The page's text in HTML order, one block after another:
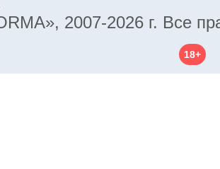
2007-2026 г. Все
18+